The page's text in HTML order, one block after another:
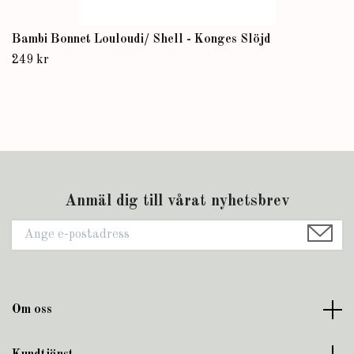
Bambi Bonnet Louloudi/ Shell - Konges Slöjd
249 kr
Anmäl dig till vårat nyhetsbrev
Om oss